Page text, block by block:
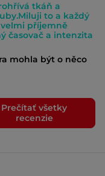
tkáň a
to a každý
příjemně
časovač a intenzita
mohla být o něco
Prečítať všetky
recenzie